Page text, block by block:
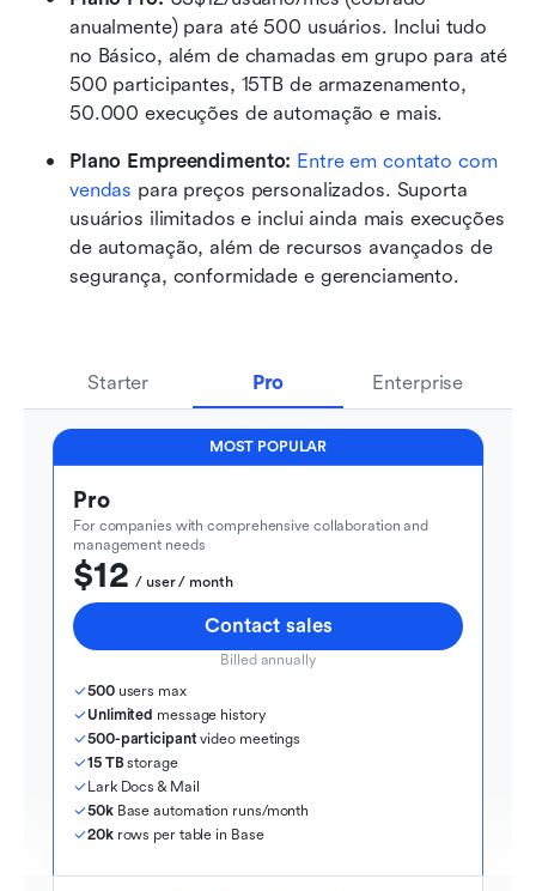
anualmente) para até 500 usuários. Inclui tudo
no Básico, além de chamadas em grupo para até
500 participantes, 15TB de armazenamento,
50.000 execuções de automação e mais.
Plano Empreendimento: Entre em contato com
vendas para preços personalizados. Suporta
usuários ilimitados e inclui ainda mais execuções
de automação, além de recursos avançados de
segurança, conformidade e gerenciamento.
Starter Pro Enterprise
MOST POPULAR
Pro
For companies with comprehensive collaboration and
management needs
$12
  / user / month
Contact sales
Billed annually
500 users max
Unlimited message history
500-participant video meetings
15 TB storage
Lark Docs & Mail
50k Base automation runs/month
20k rows per table in Base